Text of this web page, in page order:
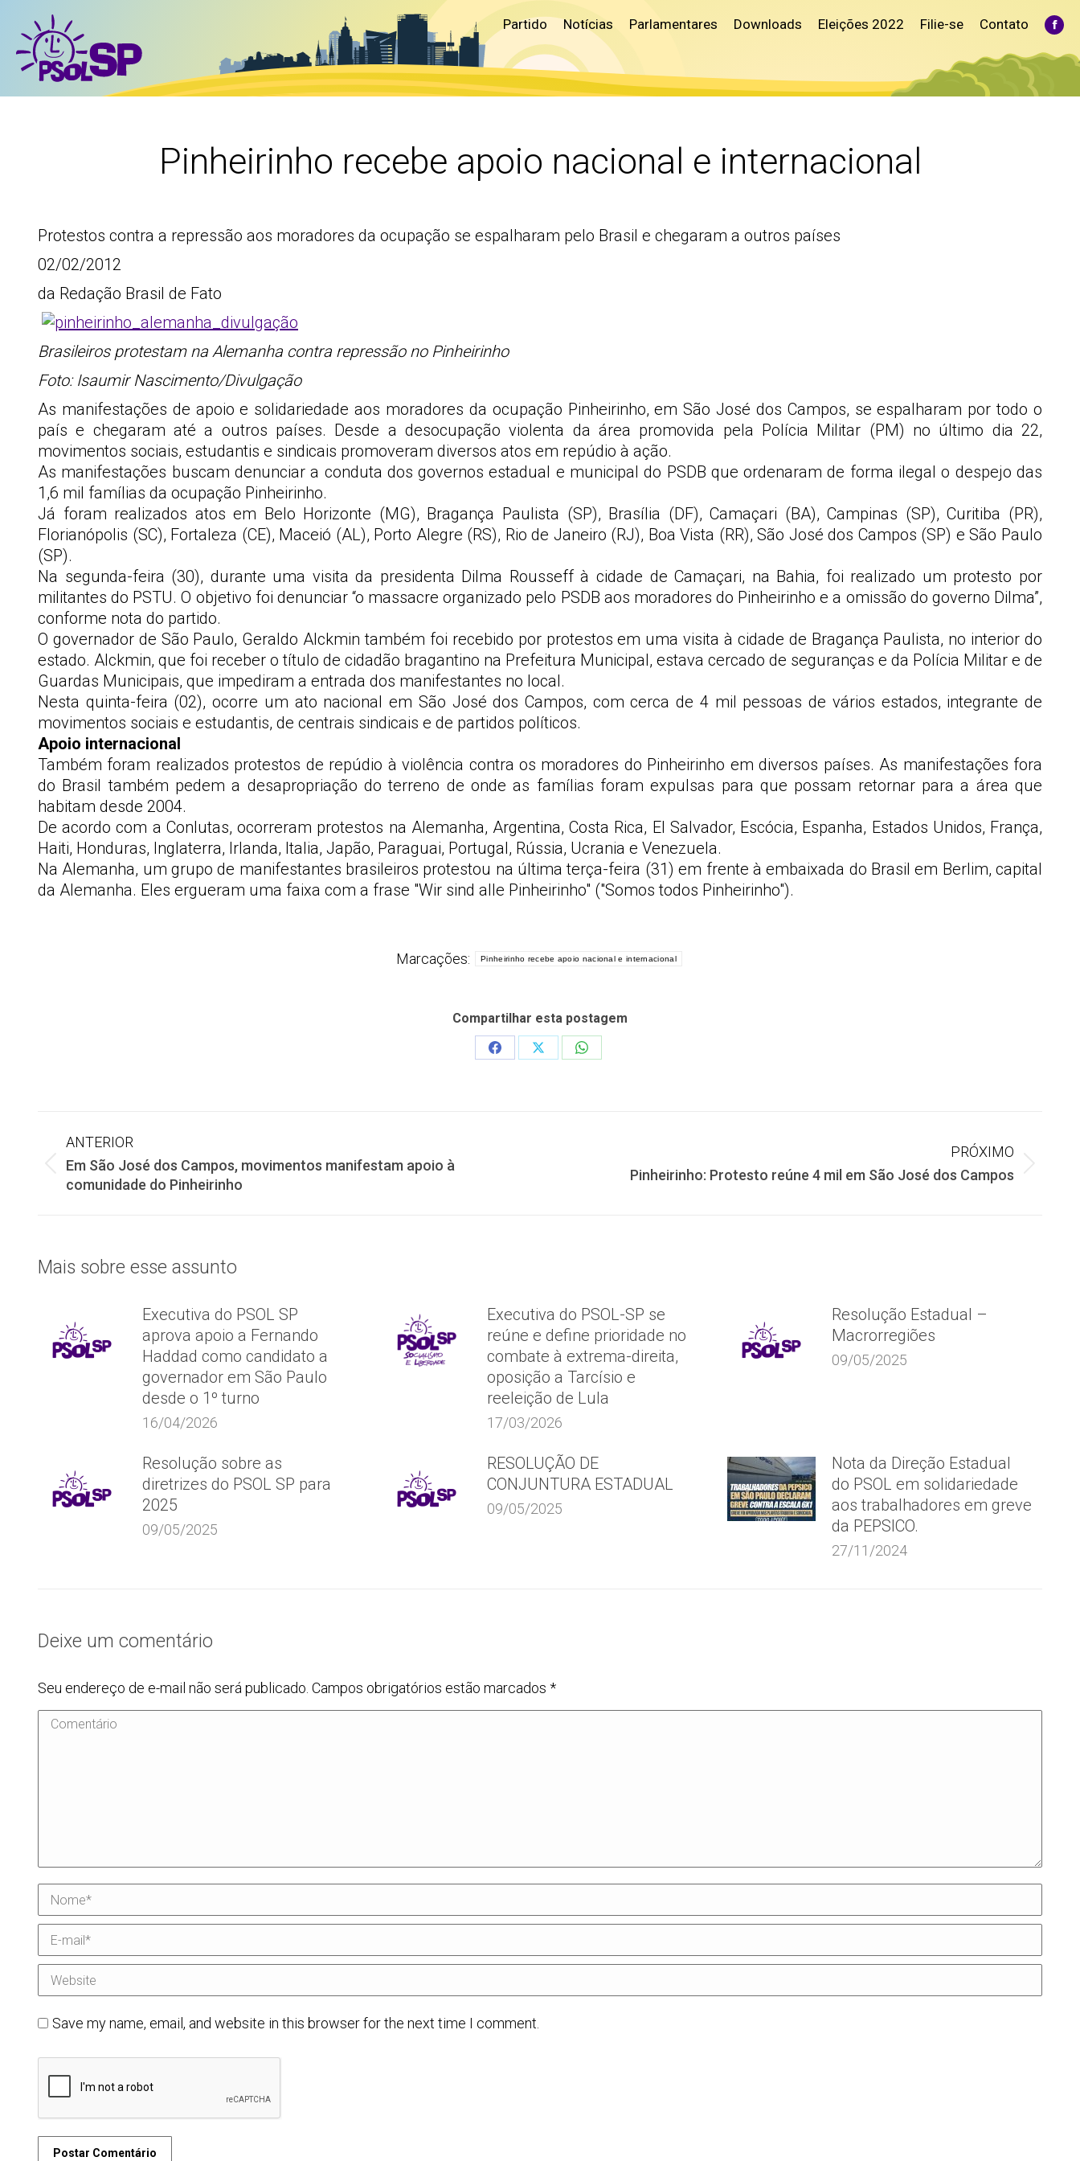
Partido Notícias Parlamentares Downloads Eleições 2022 Filie-se Contato
Pinheirinho recebe apoio nacional e internacional
Protestos contra a repressão aos moradores da ocupação se espalharam pelo Brasil e chegaram a outros países
02/02/2012
da Redação Brasil de Fato
Brasileiros protestam na Alemanha contra repressão no Pinheirinho
Foto: Isaumir Nascimento/Divulgação
As manifestações de apoio e solidariedade aos moradores da ocupação Pinheirinho, em São José dos Campos, se espalharam por todo o
país e chegaram até a outros países. Desde a desocupação violenta da área promovida pela Polícia Militar (PM) no último dia 22,
movimentos sociais, estudantis e sindicais promoveram diversos atos em repúdio à ação.
As manifestações buscam denunciar a conduta dos governos estadual e municipal do PSDB que ordenaram de forma ilegal o despejo das
1,6 mil famílias da ocupação Pinheirinho.
Já foram realizados atos em Belo Horizonte (MG), Bragança Paulista (SP), Brasília (DF), Camaçari (BA), Campinas (SP), Curitiba (PR),
Florianópolis (SC), Fortaleza (CE), Maceió (AL), Porto Alegre (RS), Rio de Janeiro (RJ), Boa Vista (RR), São José dos Campos (SP) e São Paulo
(SP).
Na segunda-feira (30), durante uma visita da presidenta Dilma Rousseff à cidade de Camaçari, na Bahia, foi realizado um protesto por
militantes do PSTU. O objetivo foi denunciar “o massacre organizado pelo PSDB aos moradores do Pinheirinho e a omissão do governo Dilma”,
conforme nota do partido.
O governador de São Paulo, Geraldo Alckmin também foi recebido por protestos em uma visita à cidade de Bragança Paulista, no interior do
estado. Alckmin, que foi receber o título de cidadão bragantino na Prefeitura Municipal, estava cercado de seguranças e da Polícia Militar e de
Guardas Municipais, que impediram a entrada dos manifestantes no local.
Nesta quinta-feira (02), ocorre um ato nacional em São José dos Campos, com cerca de 4 mil pessoas de vários estados, integrante de
movimentos sociais e estudantis, de centrais sindicais e de partidos políticos.
Apoio internacional
Também foram realizados protestos de repúdio à violência contra os moradores do Pinheirinho em diversos países. As manifestações fora
do Brasil também pedem a desapropriação do terreno de onde as famílias foram expulsas para que possam retornar para a área que
habitam desde 2004.
De acordo com a Conlutas, ocorreram protestos na Alemanha, Argentina, Costa Rica, El Salvador, Escócia, Espanha, Estados Unidos, França,
Haiti, Honduras, Inglaterra, Irlanda, Italia, Japão, Paraguai, Portugal, Rússia, Ucrania e Venezuela.
Na Alemanha, um grupo de manifestantes brasileiros protestou na última terça-feira (31) em frente à embaixada do Brasil em Berlim, capital
da Alemanha. Eles ergueram uma faixa com a frase "Wir sind alle Pinheirinho" ("Somos todos Pinheirinho").
Marcações: Pinheirinho recebe apoio nacional e internacional
Compartilhar esta postagem
Share
Share
Share
Navegação
de
ANTERIOR
Post
anterior:
Em São José dos Campos, movimentos manifestam apoio à
comunidade do Pinheirinho
PRÓXIMO
Pinheirinho: Protesto reúne 4 mil em São José dos Campos
Mais sobre esse assunto
Executiva do PSOL SP
aprova apoio a Fernando
Haddad como candidato a
governador em São Paulo
desde o 1º turno
16/04/2026
Executiva do PSOL-SP se
reúne e define prioridade no
combate à extrema-direita,
oposição a Tarcísio e
reeleição de Lula
17/03/2026
Resolução Estadual –
Macrorregiões
09/05/2025
Resolução sobre as
diretrizes do PSOL SP para
2025
09/05/2025
RESOLUÇÃO DE
CONJUNTURA ESTADUAL
09/05/2025
Nota da Direção Estadual
do PSOL em solidariedade
aos trabalhadores em greve
da PEPSICO.
27/11/2024
Deixe um comentário
Seu endereço de e-mail não será publicado. Campos obrigatórios estão marcados *
Comentário
Nome *
E-mail *
Website
Save my name, email, and website in this browser for the next time I comment.
Postar Comentário